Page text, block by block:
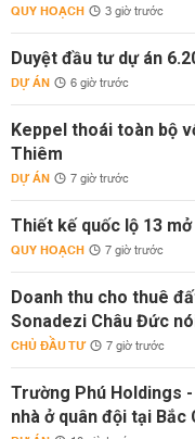
QUY HOẠCH 3 giờ trước
Duyệt đầu tư dự án
DỰ ÁN 6 giờ trước
Keppel thoái toàn bộ
Thiêm
DỰ ÁN 7 giờ trước
Thiết kế quốc lộ 13
QUY HOẠCH 7 giờ trước
Doanh thu cho thuê
Sonadezi Châu Đức
CHỦ ĐẦU TƯ 7 giờ trước
Trường Phú Holdings
nhà ở quân đội tại Bắc